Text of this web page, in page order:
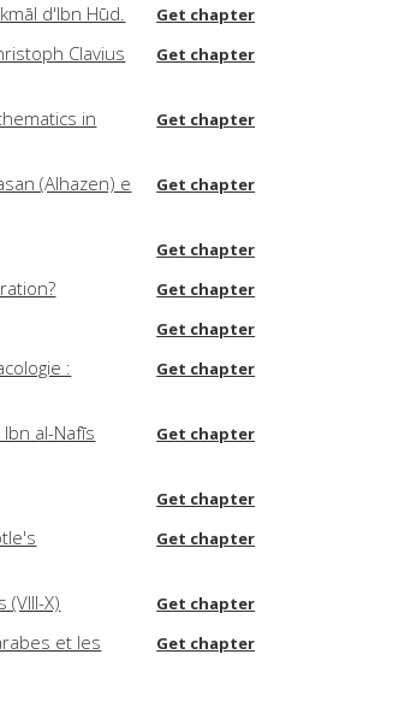
d'Ibn Hūd. Get chapter
Clavius
Get chapter
in
Get chapter
(Alhazen) e
Get chapter
Get chapter
Get chapter
Get chapter
:
Get chapter
al-Nafīs
Get chapter
Get chapter
Get chapter
X) Get chapter
et les
Get chapter